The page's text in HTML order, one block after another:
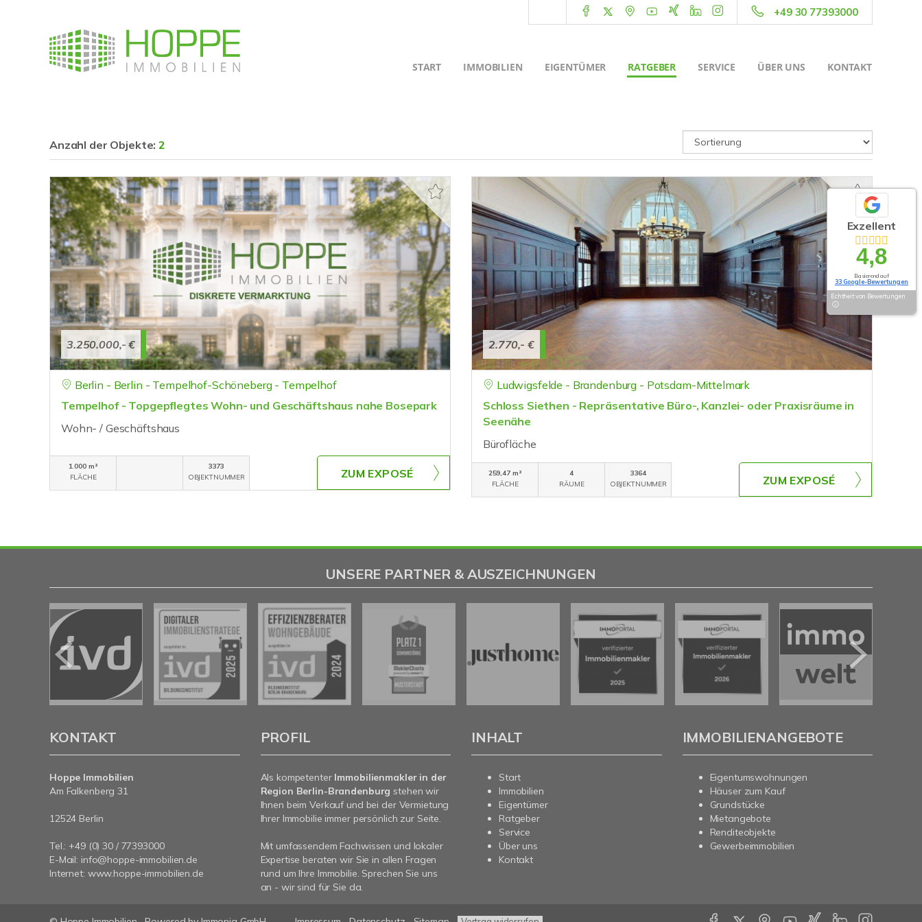
+49 30 77393000
START IMMOBILIEN EIGENTÜMER RATGEBER SERVICE ÜBER UNS KONTAKT
Anzahl der Objekte:2
3.250.000,- €
Berlin - Berlin - Tempelhof-Schöneberg - Tempelhof
Tempelhof - Topgepflegtes Wohn- und Geschäftshaus nahe Bosepark
Wohn- / Geschäftshaus
1.000 m²
FLÄCHE
3373
OBJEKTNUMMER
ZUM EXPOSÉ
2.770,- €
Ludwigsfelde - Brandenburg - Potsdam-Mittelmark
Schloss Siethen - Repräsentative Büro-, Kanzlei- oder Praxisräume in
Seenähe
Bürofläche
259,47 m²
FLÄCHE
4
RÄUME
3364
OBJEKTNUMMER
ZUM EXPOSÉ
Exzellent
4,8
Basierend auf
33 Google-Bewertungen
Echtheit von Bewertungen
UNSERE PARTNER & AUSZEICHNUNGEN
KONTAKT
Hoppe Immobilien
Am Falkenberg 31
12524 Berlin
Tel.: +49 (0) 30 / 77393000
E-Mail: info@hoppe-immobilien.de
Internet: www.hoppe-immobilien.de
PROFIL
Als kompetenter Immobilienmakler in der
Region Berlin-Brandenburg stehen wir
Ihnen beim Verkauf und bei der Vermietung
Ihrer Immobilie immer persönlich zur Seite.
Mit umfassendem Fachwissen und lokaler
Expertise beraten wir Sie in allen Fragen
rund um Ihre Immobilie. Sprechen Sie uns
an - wir sind für Sie da.
INHALT
Start
Immobilien
Eigentümer
Ratgeber
Service
Über uns
Kontakt
IMMOBILIENANGEBOTE
Eigentumswohnungen
Häuser zum Kauf
Grundstücke
Mietangebote
Renditeobjekte
Gewerbeimmobilien